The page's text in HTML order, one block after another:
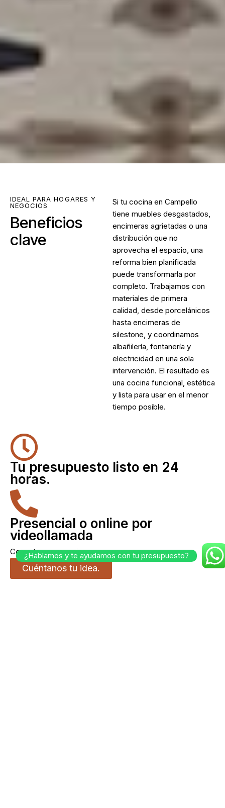
IDEAL PARA HOGARES Y
NEGOCIOS
Beneficios
clave
Si tu cocina en Campello
tiene muebles desgastados,
encimeras agrietadas o una
distribución que no
aprovecha el espacio, una
reforma bien planificada
puede transformarla por
completo. Trabajamos con
materiales de primera
calidad, desde porcelánicos
hasta encimeras de
silestone, y coordinamos
albañilería, fontanería y
electricidad en una sola
intervención. El resultado es
una cocina funcional, estética
y lista para usar en el menor
tiempo posible.
Tu presupuesto listo en 24
horas.
Presencial o online por
videollamada
Como te venga mejor.
Cuéntanos tu idea.
¿Hablamos y te ayudamos con tu presupuesto?